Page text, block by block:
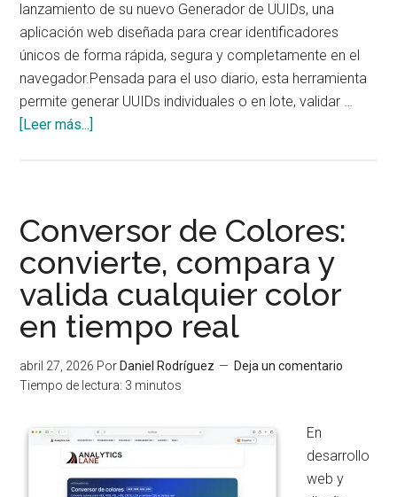
lanzamiento de su nuevo Generador de UUIDs, una
aplicación web diseñada para crear identificadores
únicos de forma rápida, segura y completamente en el
navegador.Pensada para el uso diario, esta herramienta
permite generar UUIDs individuales o en lote, validar …
[Leer más...]
su
Generador
de
UUIDs:
identificadores
seguros
para
producción
en
Conversor de Colores:
convierte, compara y
valida cualquier color
en tiempo real
abril 27, 2026 Por Daniel Rodríguez
Deja un comentario
Tiempo de lectura: 3 minutos
En
desarrollo
web y